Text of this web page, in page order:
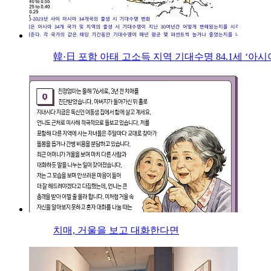
韓·日 포함 아태 고소득 지역 기대수명 84.1세 ‘아시
치매, 거울을 보고 대화한다면